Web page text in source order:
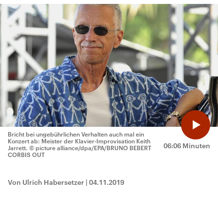
06:06 Minuten
Bricht bei ungebührlichen Verhalten auch mal ein
Konzert ab: Meister der Klavier-Improvisation Keith
Jarrett. © picture alliance/dpa/EPA/BRUNO BEBERT
CORBIS OUT
Von Ulrich Habersetzer | 04.11.2019